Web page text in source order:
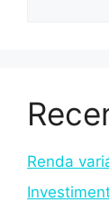
Renda